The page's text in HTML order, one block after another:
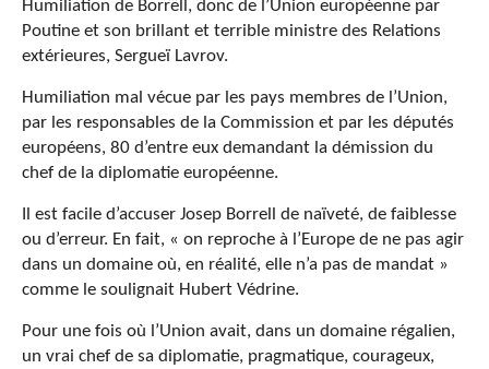
Humiliation de Borrell, donc de l’Union européenne par
Poutine et son brillant et terrible ministre des Relations
extérieures, Sergueï Lavrov.
Humiliation mal vécue par les pays membres de l’Union,
par les responsables de la Commission et par les députés
européens, 80 d’entre eux demandant la démission du
chef de la diplomatie européenne.
Il est facile d’accuser Josep Borrell de naïveté, de faiblesse
ou d’erreur. En fait, « on reproche à l’Europe de ne pas agir
dans un domaine où, en réalité, elle n’a pas de mandat »
comme le soulignait Hubert Védrine.
Pour une fois où l’Union avait, dans un domaine régalien,
un vrai chef de sa diplomatie, pragmatique, courageux,